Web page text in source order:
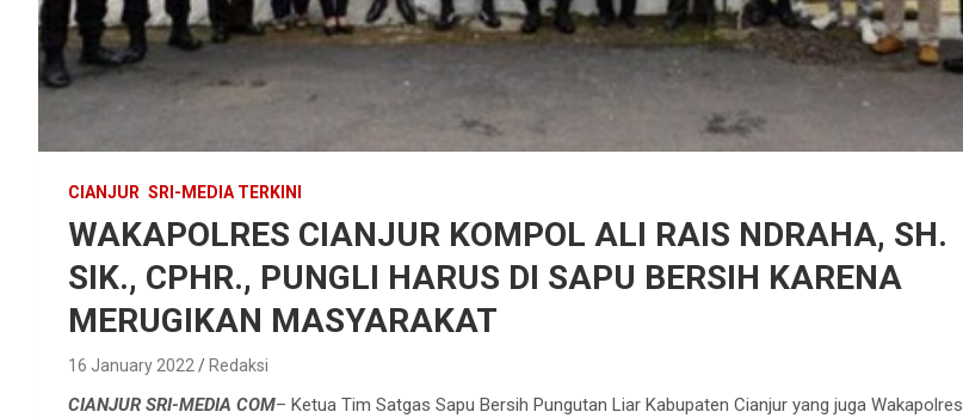
CIANJUR SRI-MEDIA TERKINI
WAKAPOLRES CIANJUR KOMPOL ALI RAIS NDRAHA, SH.
SIK., CPHR., PUNGLI HARUS DI SAPU BERSIH KARENA
MERUGIKAN MASYARAKAT
16 January 2022 Redaksi
CIANJUR SRI-MEDIA COM– Ketua Tim Satgas Sapu Bersih Pungutan Liar Kabupaten Cianjur yang juga Wakapolres